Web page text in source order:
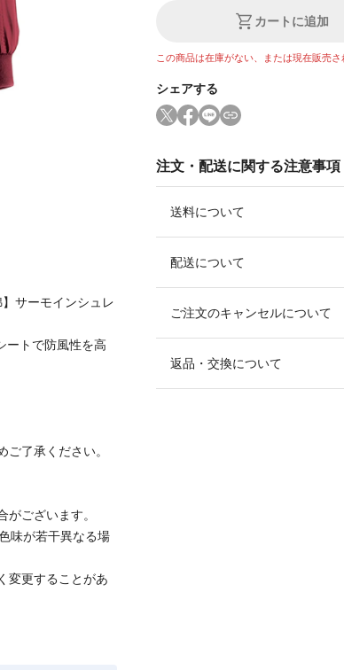
カートに追加
この商品は在庫がない、または現在販売さ
シェアする
注文・配送に関する注意事項
送料について
配送について
ご注文のキャンセルについて
返品・交換について
サーモインシュレ
ートで防風性を高
了承ください。
ございます。
味が若干異なる場
変更することがあ